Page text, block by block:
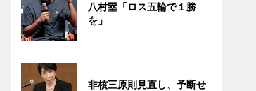
八村塁「ロス五輪で１勝
を」
非核三原則見直し、予断せ